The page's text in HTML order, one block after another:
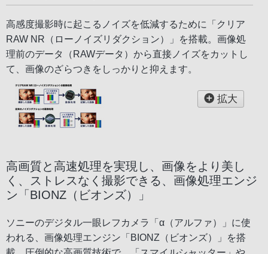
高感度撮影時に起こるノイズを低減するために「クリア
RAW NR（ローノイズリダクション）」を搭載。画像処
理前のデータ（RAWデータ）から直接ノイズをカットし
て、画像のざらつきをしっかりと抑えます。
拡大
高画質と高速処理を実現し、画像をより美し
く、ストレスなく撮影できる、画像処理エンジ
ン「BIONZ（ビオンズ）」
ソニーのデジタル一眼レフカメラ「α（アルファ）」に使
われる、画像処理エンジン「BIONZ（ビオンズ）」を搭